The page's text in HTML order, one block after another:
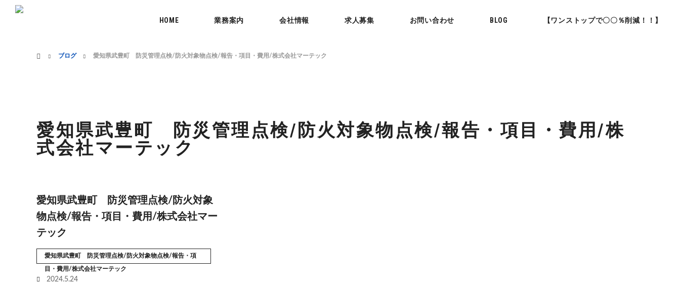
menu
HOME 業務案内 会社情報 求人募集 お問い合わせ BLOG 【ワンストップで〇〇％削減！！】
ブログ
愛知県武豊町 防災管理点検/防火対象物点検/報告・項目・費用/株式会社マーテック
愛知県武豊町 防災管理点検/防火対象物点検/報告・項目・費用/株
式会社マーテック
愛知県武豊町 防災管理点検/防火対象
物点検/報告・項目・費用/株式会社マー
テック
愛知県武豊町 防災管理点検/防火対象物点検/報告・項
目・費用/株式会社マーテック
2024.5.24